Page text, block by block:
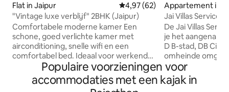
Flat in Jaipur Gemiddelde beoordeling van
4,97 (62)
"Vintage luxe verblijf" 2BHK (Jaipur)
Comfortabele moderne kamer Een
schone, goed verlichte kamer met
airconditioning, snelle wifi en een
comfortabel bed. Ideaal voor werkende
professionals en reizigers. Gelegen in de
buurt van cafés, winkels en openbaar
vervoer. Makkelijk inchecken en een
Appartement in
Jai Villas
De Jai Villas
je het
D B-stad, DB City
omheinde
en het welzijn
garandeert, op
reizen van het
Populaire voorzieningen voor
accommodaties met een kajak in